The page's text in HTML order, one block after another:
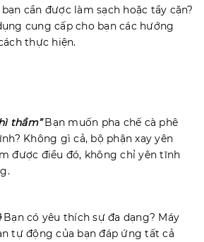
cần được làm sạch hoặc tẩy cặn?
cung cấp cho bạn các hướng
thực hiện.
thầm”Bạn muốn pha chế cà phê
Không gì cả, bộ phận xay yên
được điều đó, không chỉ yên tĩnh
Bạn có yêu thích sự đa dạng? Máy
tự động của bạn đáp ứng tất cả